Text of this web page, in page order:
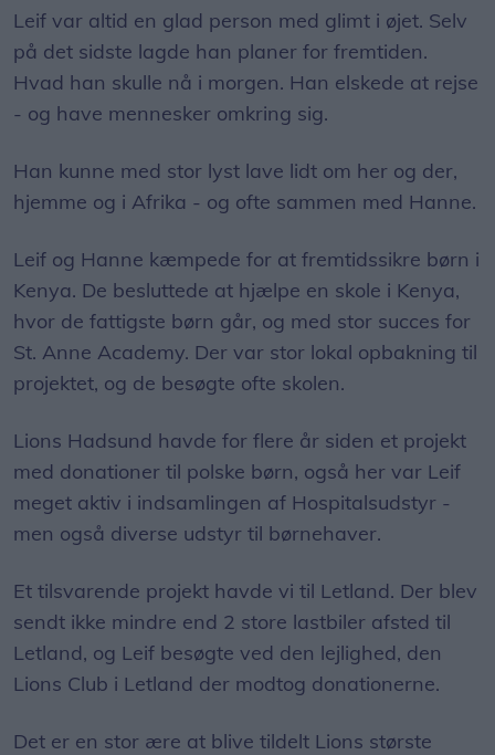
Leif var altid en glad person med glimt i øjet. Selv
på det sidste lagde han planer for fremtiden.
Hvad han skulle nå i morgen. Han elskede at rejse
- og have mennesker omkring sig.
Han kunne med stor lyst lave lidt om her og der,
hjemme og i Afrika - og ofte sammen med Hanne.
Leif og Hanne kæmpede for at fremtidssikre børn i
Kenya. De besluttede at hjælpe en skole i Kenya,
hvor de fattigste børn går, og med stor succes for
St. Anne Academy. Der var stor lokal opbakning til
projektet, og de besøgte ofte skolen.
Lions Hadsund havde for flere år siden et projekt
med donationer til polske børn, også her var Leif
meget aktiv i indsamlingen af Hospitalsudstyr -
men også diverse udstyr til børnehaver.
Et tilsvarende projekt havde vi til Letland. Der blev
sendt ikke mindre end 2 store lastbiler afsted til
Letland, og Leif besøgte ved den lejlighed, den
Lions Club i Letland der modtog donationerne.
Det er en stor ære at blive tildelt Lions største